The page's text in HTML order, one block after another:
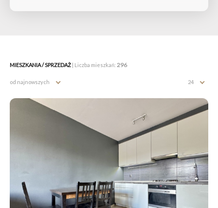
MIESZKANIA / SPRZEDAŻ | Liczba mieszkań: 296
od najnowszych 24